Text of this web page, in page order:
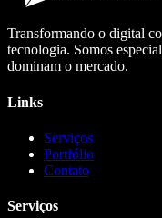
Transformando o digital
tecnologia. Somos
dominam o mercado.
Links
Serviços
Portfólio
Contato
Serviços